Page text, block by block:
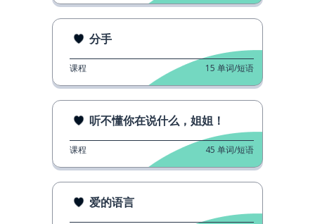
分手
课程 15 单词/短语
听不懂你在说什么，姐姐！
课程 45 单词/短语
爱的语言